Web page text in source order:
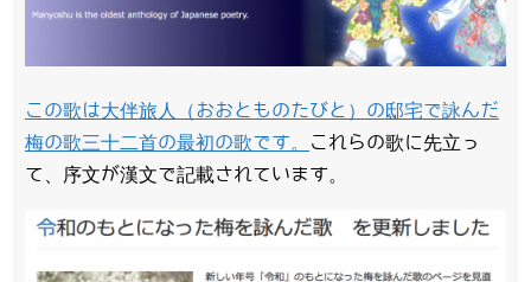
この歌は大伴旅人（おおとものたびと）の邸宅で詠んだ
梅の歌三十二首の最初の歌です。
これらの歌に先立っ
て、序文が漢文で記載されています。